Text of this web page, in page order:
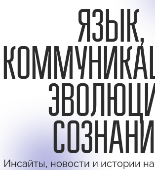
ЯЗЫК,
Инсайты, новости и истории